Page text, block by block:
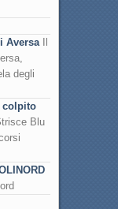
AversaIl
degli
colpito
Blu